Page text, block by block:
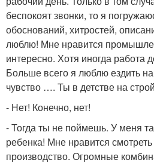
беспокоят звонки, то я
обоснований, хитростей,
люблю! Мне нравится
интересно. Хотя иногда работа
Больше всего я люблю ездить
чувство …. Ты в детстве на
- Нет! Конечно, нет!
- Тогда ты не поймешь. У меня
ребенка! Мне нравится
производство. Огромные